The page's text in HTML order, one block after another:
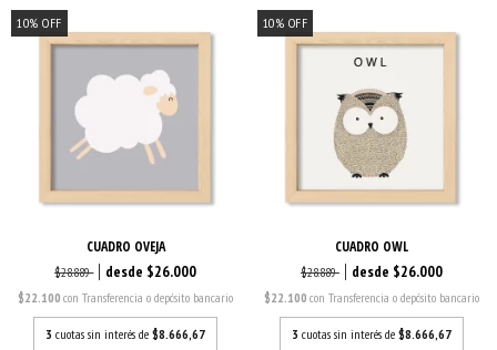
10% OFF
CUADRO OVEJA
$28.889 $26.000
$22.100con Transferencia o depósito bancario
3 cuotas sin interés de$8.666,67
10% OFF
CUADRO OWL
$28.889 $26.000
$22.100 con Transferencia o depósito bancario
3 cuotas sin interés de $8.666,67